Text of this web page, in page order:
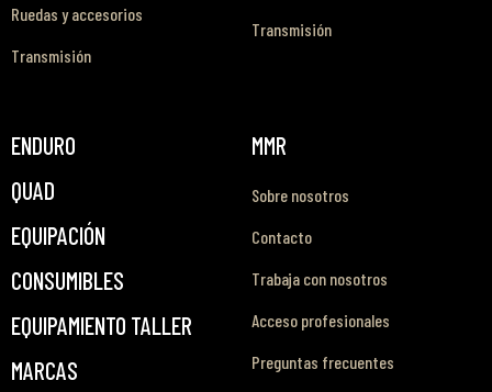
Ruedas y accesorios
Transmisión
Transmisión
ENDURO
QUAD
EQUIPACIÓN
CONSUMIBLES
EQUIPAMIENTO TALLER
MARCAS
MMR
Sobre nosotros
Contacto
Trabaja con nosotros
Acceso profesionales
Preguntas frecuentes